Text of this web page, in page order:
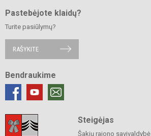
Pastebėjote klaidų?
Turite pasiūlymų?
RAŠYKITE
Bendraukime
Steigėjas
Šakių rajono savivaldybė